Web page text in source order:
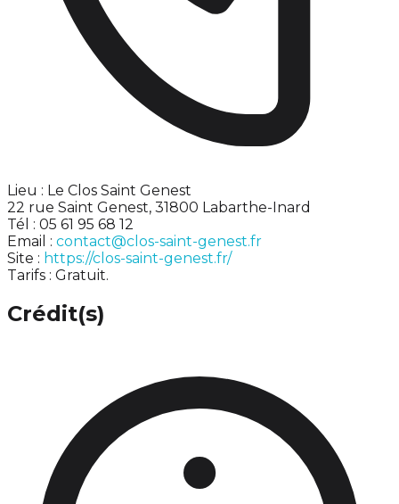
Lieu : Le Clos Saint Genest
22 rue Saint Genest, 31800 Labarthe-Inard
Tél : 05 61 95 68 12
Email : contact@clos-saint-genest.fr
Site : https://clos-saint-genest.fr/
Tarifs : Gratuit.
Crédit(s)